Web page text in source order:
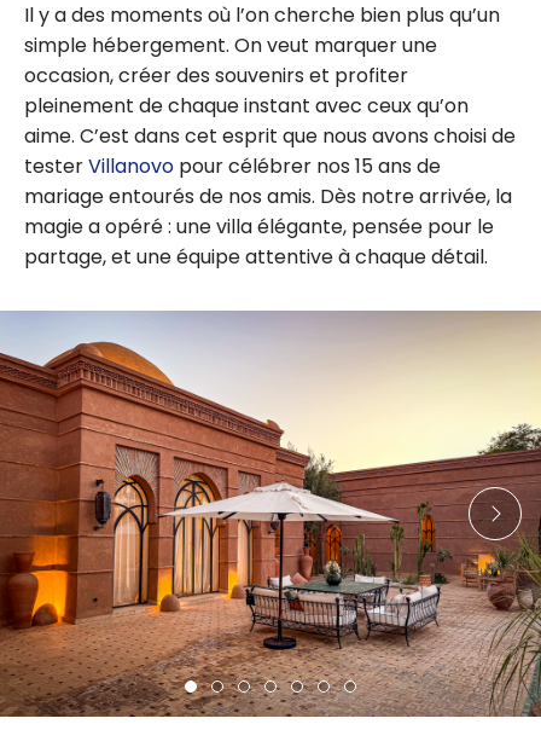
Il y a des moments où l’on cherche bien plus qu’un
simple hébergement. On veut marquer une
occasion, créer des souvenirs et profiter
pleinement de chaque instant avec ceux qu’on
aime. C’est dans cet esprit que nous avons choisi de
testerVillanovo pour célébrer nos 15 ans de
mariage entourés de nos amis. Dès notre arrivée, la
magie a opéré : une villa élégante, pensée pour le
partage, et une équipe attentive à chaque détail.